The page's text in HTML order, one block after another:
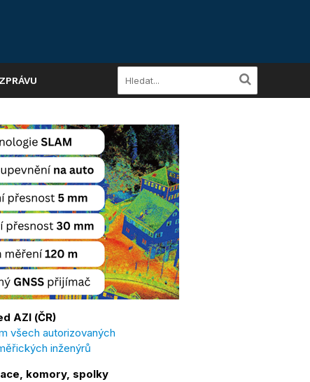
AZI (ČR)
všech autorizovaných
inženýrů
komory, spolky